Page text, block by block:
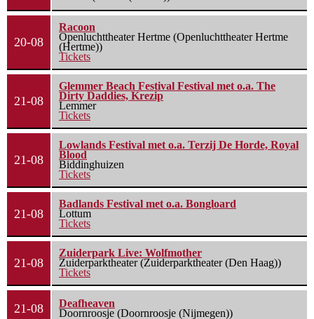
20-08
Racoon
Openluchttheater Hertme (Openluchttheater Hertme
(Hertme))
Tickets
21-08
Glemmer Beach Festival Festival met o.a. The
Dirty Daddies, Krezip
Lemmer
Tickets
21-08
Lowlands Festival met o.a. Terzij De Horde, Royal
Blood
Biddinghuizen
Tickets
21-08
Badlands Festival met o.a. Bongloard
Lottum
Tickets
21-08
Zuiderpark Live: Wolfmother
Zuiderparktheater (Zuiderparktheater (Den Haag))
Tickets
21-08
Deafheaven
Doornroosje (Doornroosje (Nijmegen))